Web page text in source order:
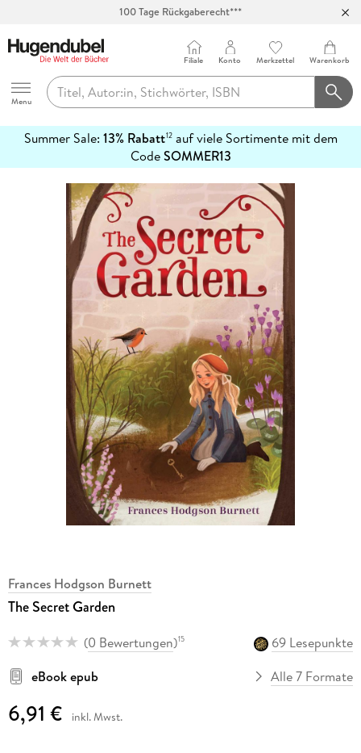
100 Tage Rückgaberecht***
Hugendubel
Menu
Filiale Konto Merkzettel Warenkorb
Summer Sale: 13% Rabatt12auf viele Sortimente mit dem
CodeSOMMER13
erfahren
Frances Hodgson Burnett
The Secret Garden
(0 Bewertungen)15
69 Lesepunkte
eBook epub
Alle 7 Formate
6,91 € inkl. Mwst.